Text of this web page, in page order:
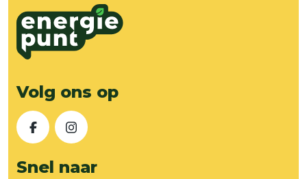
Volg ons op
FacebookInstagram
Snel naar